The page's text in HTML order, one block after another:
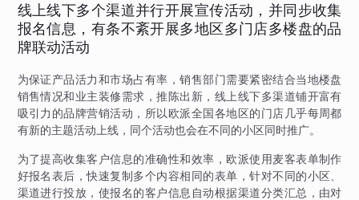
线上线下多个渠道并行开展宣传活动，并同步收集
报名信息，有条不紊开展多地区多门店多楼盘的品
牌联动活动
为保证产品活力和市场占有率，销售部门需要紧密结合当地楼盘
销售情况和业主装修需求，推陈出新，线上线下多渠道铺开富有
吸引力的品牌营销活动，所以欧派全国各地区的门店几乎每周都
有新的主题活动上线，同个活动也会在不同的小区同时推广。
为了提高收集客户信息的准确性和效率，欧派使用麦客表单制作
好报名表后，快速复制多个内容相同的表单，针对不同的小区、
渠道进行投放，使报名的客户信息自动根据渠道分类汇总，由对